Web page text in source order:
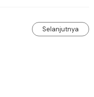
Selanjutnya